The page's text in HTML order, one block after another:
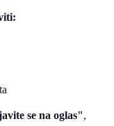
se na oglas",